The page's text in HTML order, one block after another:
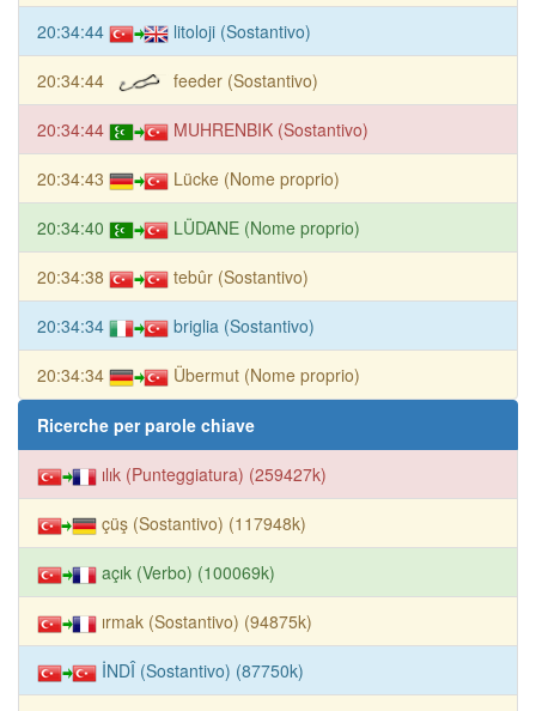
20:34:44 litoloji (Sostantivo)
20:34:44 feeder (Sostantivo)
20:34:44 MUHRENBIK (Sostantivo)
20:34:43 Lücke (Nome proprio)
20:34:40 LÜDANE (Nome proprio)
20:34:38 tebûr (Sostantivo)
20:34:34 briglia (Sostantivo)
20:34:34 Übermut (Nome proprio)
Ricerche per parole chiave
ılık (Punteggiatura) (259427k)
çüş (Sostantivo) (117948k)
açık (Verbo) (100069k)
ırmak (Sostantivo) (94875k)
İNDÎ (Sostantivo) (87750k)